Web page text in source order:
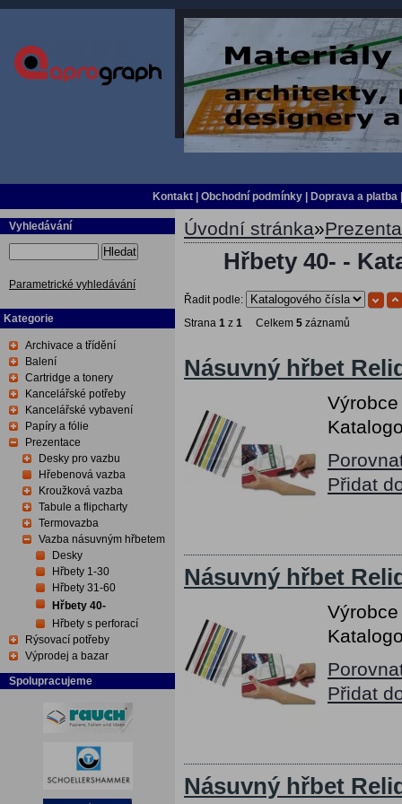
Kontakt Obchodní podmínky Doprava a platba
Vyhledávání
Hledat
Parametrické vyhledávání
Kategorie
Archivace a třídění
Balení
Cartridge a tonery
Kancelářské potřeby
Kancelářské vybavení
Papíry a fólie
Prezentace
Desky pro vazbu
Hřebenová vazba
Kroužková vazba
Tabule a flipcharty
Termovazba
Vazba násuvným hřbetem
Desky
Hřbety 1-30
Hřbety 31-60
Hřbety 40-
Hřbety s perforací
Rýsovací potřeby
Výprodej a bazar
Spolupracujeme
Úvodní stránka»
Hřbety 40- -
Řadit podle:
Strana 1 z 1 Celkem 5 záznamů
Násuvný hřbet
Přidat
Násuvný hřbet
Přidat
Násuvný hřbet